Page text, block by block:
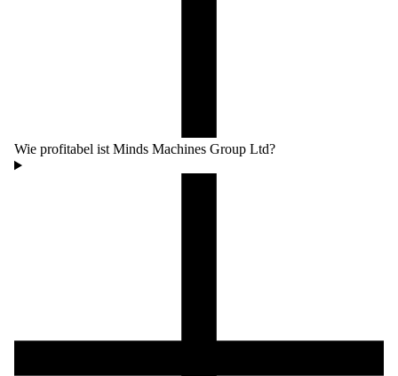
Wie profitabel ist Minds Machines Group Ltd?